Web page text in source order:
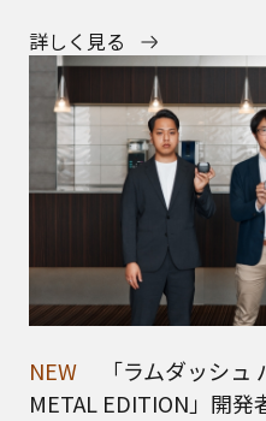
詳しく見る
NEW
「ラムダッシュ
METAL EDITION」開発